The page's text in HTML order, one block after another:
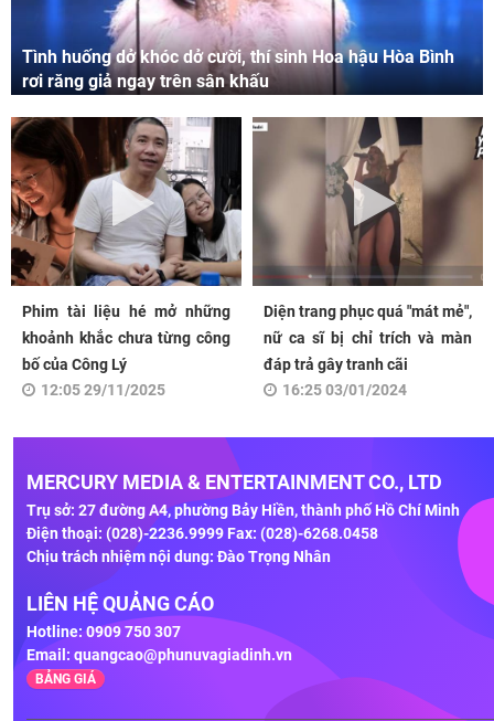
Tình huống dở khóc dở cười, thí sinh Hoa hậu Hòa Bình
rơi răng giả ngay trên sân khấu
Phim tài liệu hé mở những
khoảnh khắc chưa từng công
bố của Công Lý
12:05 29/11/2025
Diện trang phục quá "mát mẻ",
nữ ca sĩ bị chỉ trích và màn
đáp trả gây tranh cãi
16:25 03/01/2024
MERCURY MEDIA & ENTERTAINMENT CO., LTD
Trụ sở: 27 đường A4, phường Bảy Hiền, thành phố Hồ Chí Minh
Điện thoại: (028)-2236.9999 Fax: (028)-6268.0458
Chịu trách nhiệm nội dung: Đào Trọng Nhân
LIÊN HỆ QUẢNG CÁO
Hotline: 0909 750 307
Email: quangcao@phunuvagiadinh.vn
BẢNG GIÁ